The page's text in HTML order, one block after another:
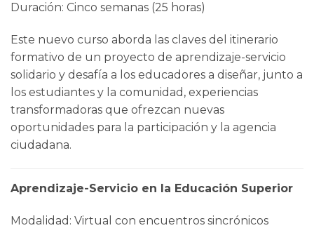
Duración: Cinco semanas (25 horas)
Este nuevo curso aborda las claves del itinerario
formativo de un proyecto de aprendizaje-servicio
solidario y desafía a los educadores a diseñar, junto a
los estudiantes y la comunidad, experiencias
transformadoras que ofrezcan nuevas
oportunidades para la participación y la agencia
ciudadana.
Aprendizaje-Servicio en la Educación Superior
Modalidad: Virtual con encuentros sincrónicos